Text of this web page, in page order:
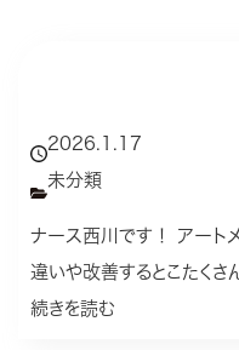
2026.1.17
未分類
ナース西川です！ アート
違いや改善するとこたくさ
続きを読む